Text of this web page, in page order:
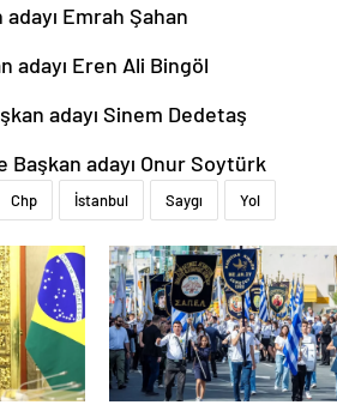
Emrah Şahan
adayı Eren Ali Bingöl
adayı Sinem Dedetaş
adayı Onur Soytürk
Chp İstanbul Saygı Yol